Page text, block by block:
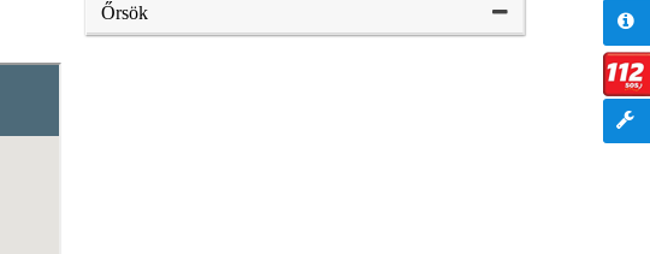
Őrsök